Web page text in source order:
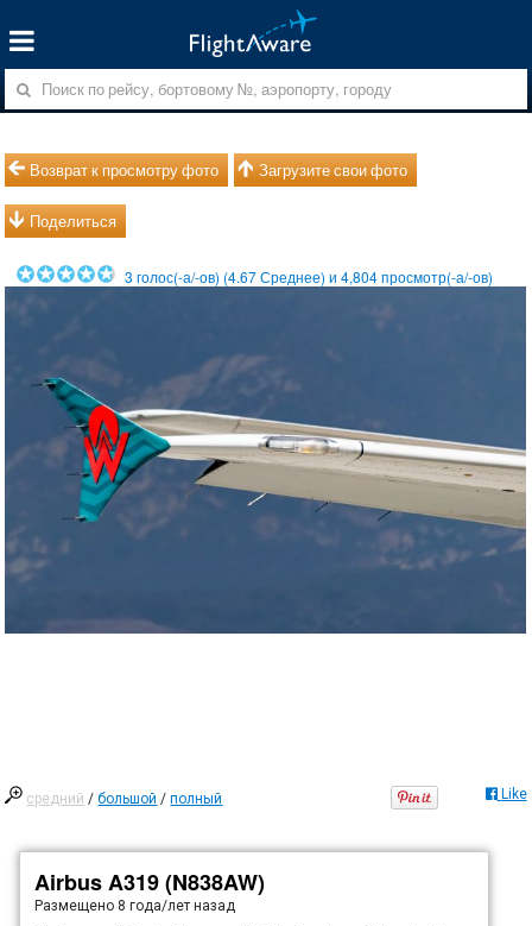
Возврат к просмотру фото Загрузите свои фото
Поделиться
3 голос(-а/-ов) (4.67Среднее) и4,804просмотр(-а/-ов)
средний /большой /полный Like
Airbus A319 (N838AW)
Размещено 8 года/лет назад